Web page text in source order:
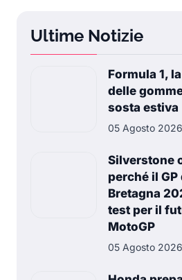
Ultime Notizie
Formula 1,
delle
sosta estiva
05 Agosto 2026
Silverstone
perché il GP
Bretagna
test per il
MotoGP
05 Agosto 2026